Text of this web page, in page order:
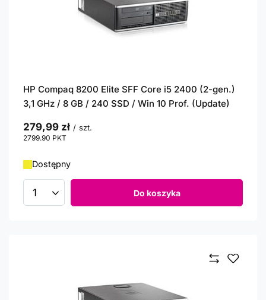
HP Compaq 8200 Elite SFF Core i5 2400 (2-gen.)
3,1 GHz / 8 GB / 240 SSD / Win 10 Prof. (Update)
279,99 zł / szt.
2799.90 PKT
Dostępny
Ilość produktów Do koszyka